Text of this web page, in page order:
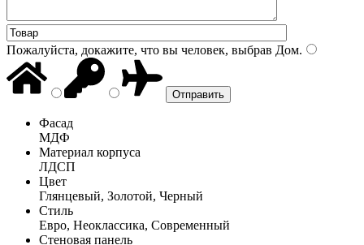
Пожалуйста, докажите, что вы человек, выбрав Дом.
Фасад
МДФ
Материал корпуса
ЛДСП
Цвет
Глянцевый, Золотой, Черный
Стиль
Евро, Неоклассика, Современный
Стеновая панель